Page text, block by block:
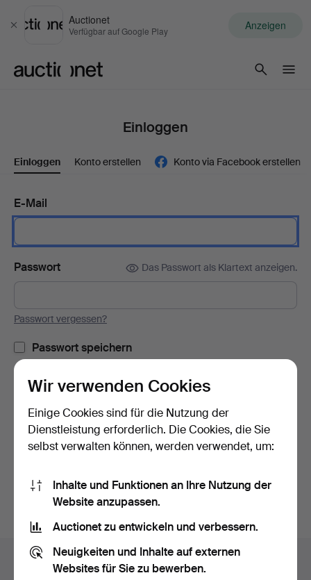
Schließen
Auctionet
Verfügbar auf Google Play Anzeigen
Einloggen
Einloggen Konto erstellen Konto via Facebook erstellen
E-Mail
Passwort Das Passwort als Klartext anzeigen.
Passwort vergessen?
Passwort speichern
Einloggen
oder hier via Facebook einloggen
Fußzeilen-
Navigation
Hilfe und Kontakt
Wir verwenden Cookies
Einige Cookies sind für die Nutzung der
Dienstleistung erforderlich. Die Cookies, die Sie
selbst verwalten können, werden verwendet, um:
Inhalte und Funktionen an Ihre Nutzung der
Website anzupassen.
Auctionet zu entwickeln und verbessern.
Neuigkeiten und Inhalte auf externen
Websites für Sie zu bewerben.